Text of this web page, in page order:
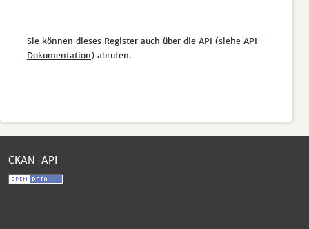
Sie können dieses Register auch über die API (siehe API-
Dokumentation) abrufen.
CKAN-API